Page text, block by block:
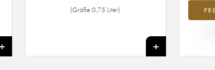
(Größe 0,75 Liter)
+